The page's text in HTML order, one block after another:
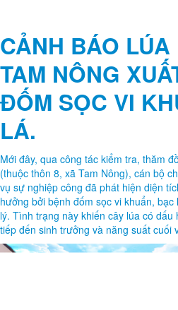
CẢNH BÁO
TAM NÔNG
ĐỐM SỌC VI
LÁ.
Mới đây, qua công tác kiểm tra, thăm
(thuộc thôn 8, xã Tam Nông), cán bộ
vụ sự nghiệp công đã phát hiện diện
hưởng bởi bệnh đốm sọc vi khuẩn,
lý. Tình trạng này khiến cây lúa có
tiếp đến sinh trưởng và năng suất cuối